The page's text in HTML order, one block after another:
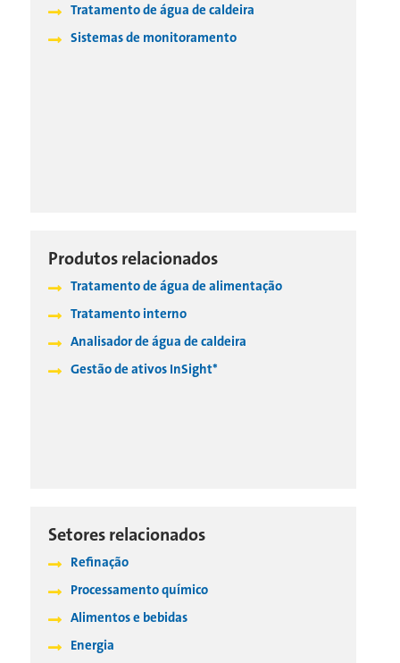
Tratamento de água de caldeira
Sistemas de monitoramento
Produtos relacionados
Tratamento de água de alimentação
Tratamento interno
Analisador de água de caldeira
Gestão de ativos InSight*
Setores relacionados
Refinação
Processamento químico
Alimentos e bebidas
Energia